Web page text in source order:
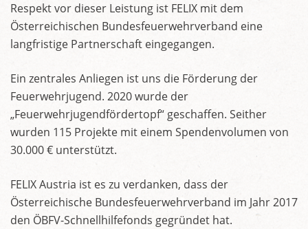
Respekt vor dieser Leistung ist FELIX mit dem
Österreichischen Bundesfeuerwehrverband eine
langfristige Partnerschaft eingegangen.
Ein zentrales Anliegen ist uns die Förderung der
Feuerwehrjugend. 2020 wurde der
„Feuerwehrjugendfördertopf“ geschaffen. Seither
wurden 115 Projekte mit einem Spendenvolumen von
30.000 € unterstützt.
FELIX Austria ist es zu verdanken, dass der
Österreichische Bundesfeuerwehrverband im Jahr 2017
den ÖBFV-Schnellhilfefonds gegründet hat.